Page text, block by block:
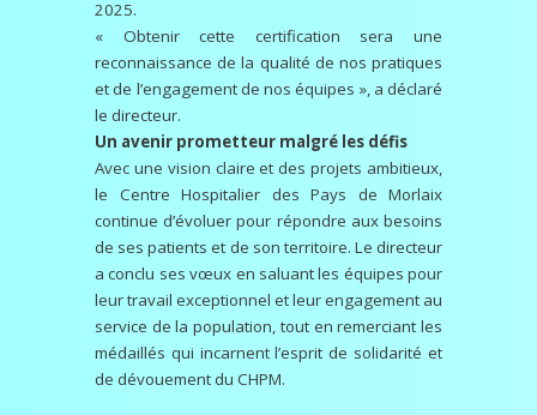
2025.
« Obtenir cette certification sera une
reconnaissance de la qualité de nos pratiques
et de l’engagement de nos équipes », a déclaré
le directeur.
Un avenir prometteur malgré les défis
Avec une vision claire et des projets ambitieux,
le Centre Hospitalier des Pays de Morlaix
continue d’évoluer pour répondre aux besoins
de ses patients et de son territoire. Le directeur
a conclu ses vœux en saluant les équipes pour
leur travail exceptionnel et leur engagement au
service de la population, tout en remerciant les
médaillés qui incarnent l’esprit de solidarité et
de dévouement du CHPM.